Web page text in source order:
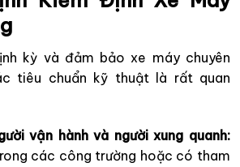
kỳ và đảm bảo xe máy chuyên
tiêu chuẩn kỹ thuật là rất quan
vận hành và người xung quanh:
các công trường hoặc có tham